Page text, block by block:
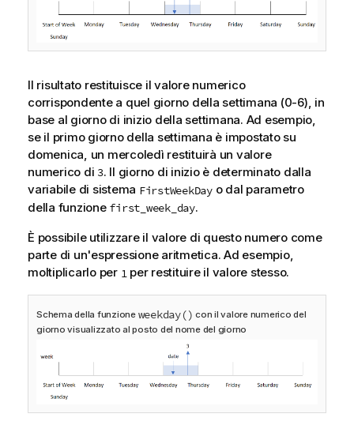
Il risultato restituisce il valore numerico
corrispondente a quel giorno della settimana (0-6), in
base al giorno di inizio della settimana. Ad esempio,
se il primo giorno della settimana è impostato su
domenica, un mercoledì restituirà un valore
numerico di 3. Il giorno di inizio è determinato dalla
variabile di sistema FirstWeekDayo dal parametro
della funzione first_week_day.
È possibile utilizzare il valore di questo numero come
parte di un'espressione aritmetica. Ad esempio,
moltiplicarlo per 1 per restituire il valore stesso.
Schema della funzione weekday() con il valore numerico del
giorno visualizzato al posto del nome del giorno